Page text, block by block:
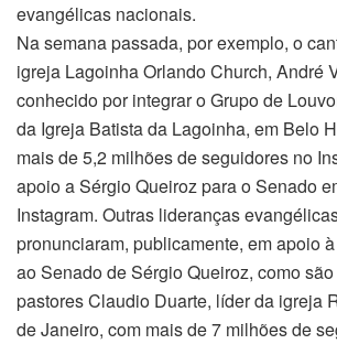
evangélicas nacionais.
Na semana passada, por exemplo, o
igreja Lagoinha Orlando Church, André
conhecido por integrar o Grupo de
da Igreja Batista da Lagoinha, em Belo
mais de 5,2 milhões de seguidores no
apoio a Sérgio Queiroz para o Senado
Instagram. Outras lideranças
pronunciaram, publicamente, em apoio
ao Senado de Sérgio Queiroz, como
pastores Claudio Duarte, líder da igreja
de Janeiro, com mais de 7 milhões de